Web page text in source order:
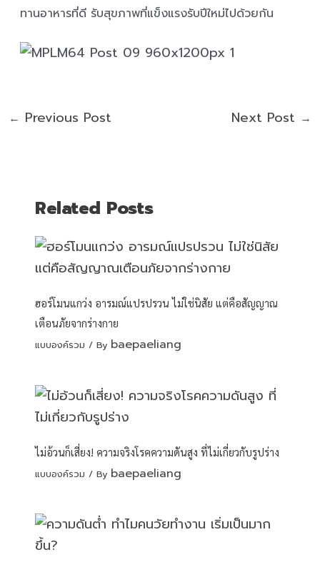
ทานอาหารที่ดี รับสุขภาพที่แข็งแรงรับปีใหม่ไปด้วยกัน
← Previous Post Next Post →
Related Posts
ฮอร์โมนแกว่ง อารมณ์แปรปรวน ไม่ใช่นิสัย แต่คือสัญญาณ
เตือนภัยจากร่างกาย
แบบองค์รวม / By baepaeliang
ไม่อ้วนก็เสี่ยง! ความจริงโรคความดันสูง ที่ไม่เกี่ยวกับรูปร่าง
แบบองค์รวม / By baepaeliang